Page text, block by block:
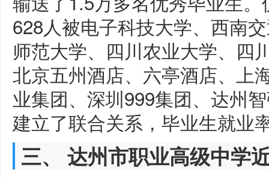
628人被电子科技大学、西南
师范大学、四川农业大学、四
北京五州酒店、六亭酒店、上
业集团、深圳999集团、达州
建立了联合关系，毕业生就业
三、 达州市职业高级中学